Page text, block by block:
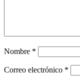
Nombre *
Correo electrónico *